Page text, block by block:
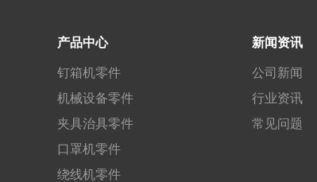
产品中心
钉箱机零件
机械设备零件
夹具治具零件
口罩机零件
绕线机零件
新闻资讯
公司新闻
行业资讯
常见问题